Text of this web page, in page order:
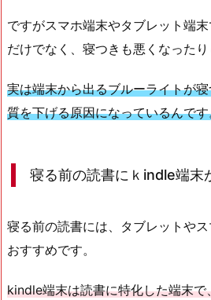
ですがスマホ端末やタブレット端
だけでなく、寝つきも悪くなったり
実は端末から出るブルーライトが
質を下げる原因になっているんで
寝る前の読書にｋindle端末
寝る前の読書には、タブレットや
おすすめです。
kindle端末は読書に特化した端末